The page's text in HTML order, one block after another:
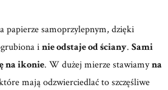
papierze samoprzylepnym, dzięki
inie odstaje od ściany. Sami
na ikonie. W dużej mierze stawiamyna
mają odzwierciedlać to szczęśliwe